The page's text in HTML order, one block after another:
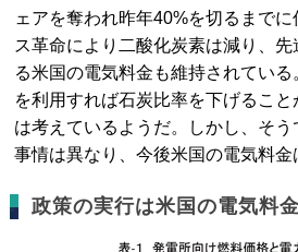
ェアを奪われ昨年40%を切るまで
ス革命により二酸化炭素は減り、
る米国の電気料金も維持されてい
を利用すれば石炭比率を下げるこ
は考えているようだ。しかし、そう
事情は異なり、今後米国の電気料金
政策の実行は米国の電気料